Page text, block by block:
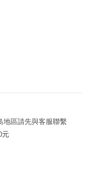
地區請先與客服聯繫
元